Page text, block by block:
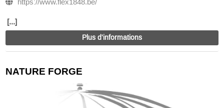
https://www.flex1848.be/
[...]
Plus d'informations
NATURE FORGE